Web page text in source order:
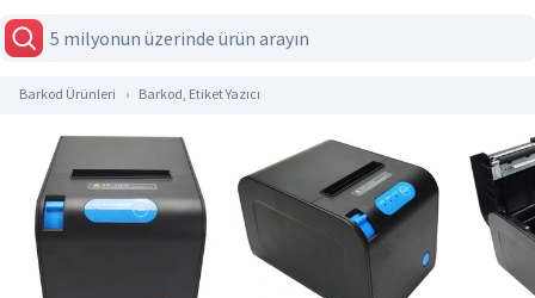
Barkod Ürünleri Barkod, Etiket Yazıcı